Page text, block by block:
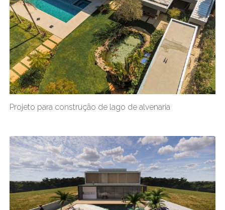
Projeto para construção de lago de alvenaria